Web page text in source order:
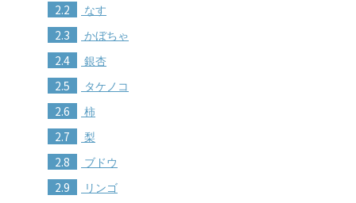
2.2 なす
2.3 かぼちゃ
2.4 銀杏
2.5 タケノコ
2.6 柿
2.7 梨
2.8 ブドウ
2.9 リンゴ